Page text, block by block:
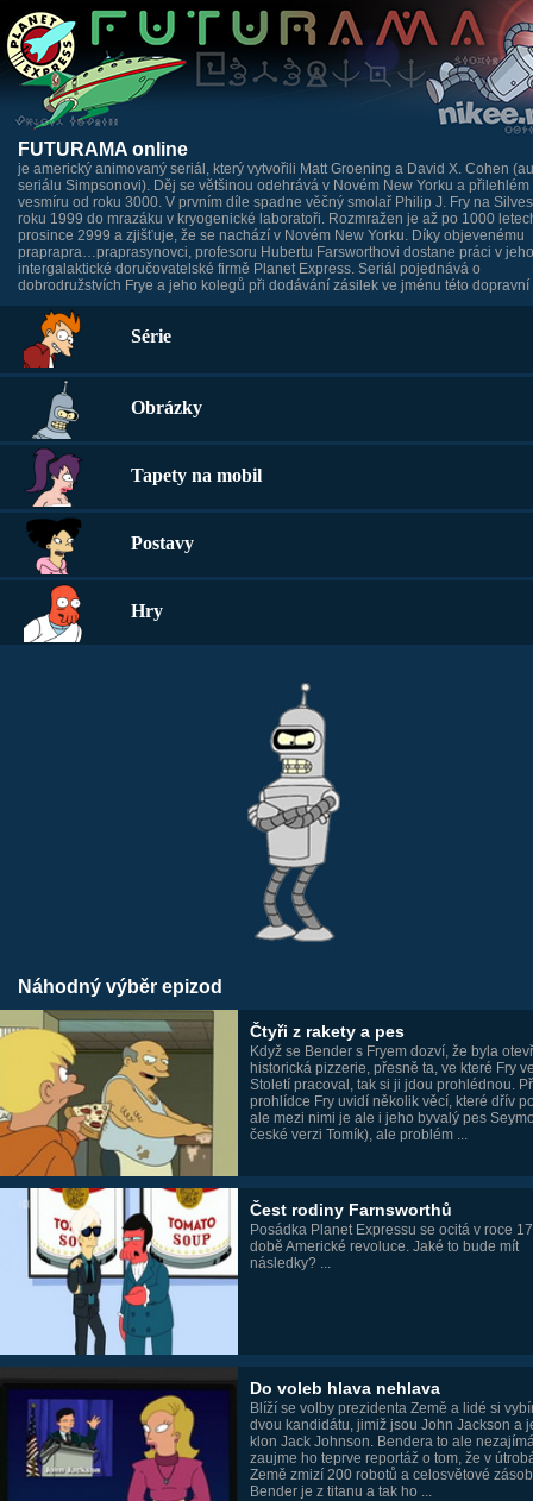
FUTURAMA online
je americký animovaný seriál, který vytvořili Matt Groening a David X. Cohen
seriálu Simpsonovi). Děj se většinou odehrává v Novém New Yorku a přilehlém
vesmíru od roku 3000. V prvním díle spadne věčný smolař Philip J. Fry na
roku 1999 do mrazáku v kryogenické laboratoři. Rozmražen je až po 1000
prosince 2999 a zjišťuje, že se nachází v Novém New Yorku. Díky objevenému
praprapra…praprasynovci, profesoru Hubertu Farsworthovi dostane práci v
intergalaktické doručovatelské firmě Planet Express. Seriál pojednává o
dobrodružstvích Frye a jeho kolegů při dodávání zásilek ve jménu této dopravní
Série
Obrázky
Tapety na mobil
Postavy
Hry
Náhodný výběr epizod
Čtyři z rakety a pes
Když se Bender s Fryem dozví, že byla
historická pizzerie, přesně ta, ve které Fry
Století pracoval, tak si ji jdou prohlédnou.
prohlídce Fry uvidí několik věcí, které dřív
ale mezi nimi je ale i jeho byvalý pes
české verzi Tomík), ale problém ...
Čest rodiny Farnsworthů
Posádka Planet Expressu se ocitá v roce
době Americké revoluce. Jaké to bude mít
následky? ...
Do voleb hlava nehlava
Blíží se volby prezidenta Země a lidé si
dvou kandidátu, jimiž jsou John Jackson a
klon Jack Johnson. Bendera to ale
zaujme ho teprve reportáž o tom, že v
Země zmizí 200 robotů a celosvětové
Bender je z titanu a tak ho ...